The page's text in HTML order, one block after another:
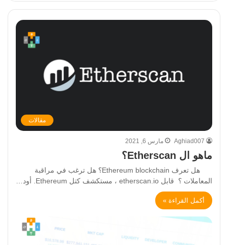
مقالات
Aghiad007 مارس 6, 2021
ماهو ال Etherscan؟
هل تعرف Ethereum blockchain؟ هل ترغب في مراقبة
المعاملات ؟ قابل etherscan.io ، مستكشف كتل Ethereum. أود…
أكمل القراءة »